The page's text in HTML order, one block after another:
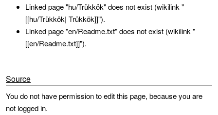
Linked page "hu/Trükkök" does not exist (wikilink "
[[hu/Trükkök| Trükkök]]").
Linked page "en/Readme.txt" does not exist (wikilink "
[[en/Readme.txt]]").
Source
You do not have permission to edit this page, because you are
not logged in.